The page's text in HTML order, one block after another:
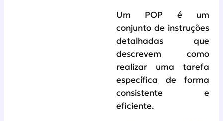
Um POP é um
conjunto de instruções
detalhadas que
descrevem como
realizar uma tarefa
específica de forma
consistente e
eficiente.